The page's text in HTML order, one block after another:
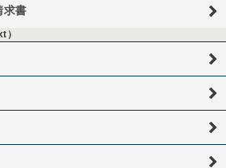
求書
）